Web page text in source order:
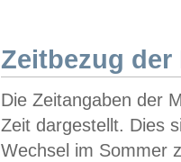
Zeitbezug der
Die Zeitangaben der
Zeit dargestellt. Dies
Wechsel im Sommer